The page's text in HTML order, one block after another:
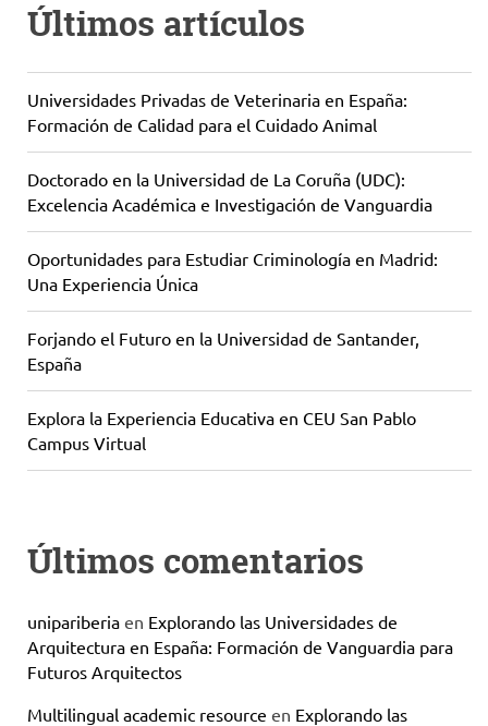
Últimos artículos
Universidades Privadas de Veterinaria en España:
Formación de Calidad para el Cuidado Animal
Doctorado en la Universidad de La Coruña (UDC):
Excelencia Académica e Investigación de Vanguardia
Oportunidades para Estudiar Criminología en Madrid:
Una Experiencia Única
Forjando el Futuro en la Universidad de Santander,
España
Explora la Experiencia Educativa en CEU San Pablo
Campus Virtual
Últimos comentarios
unipariberia en Explorando las Universidades de
Arquitectura en España: Formación de Vanguardia para
Futuros Arquitectos
Multilingual academic resource en Explorando las